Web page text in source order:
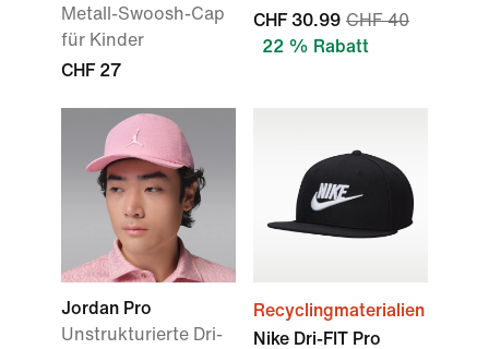
Metall-Swoosh-Cap
für Kinder
CHF 27
CHF 30.99 CHF 40
22 % Rabatt
Jordan Pro
Unstrukturierte Dri-
Recyclingmaterialien
Nike Dri-FIT Pro